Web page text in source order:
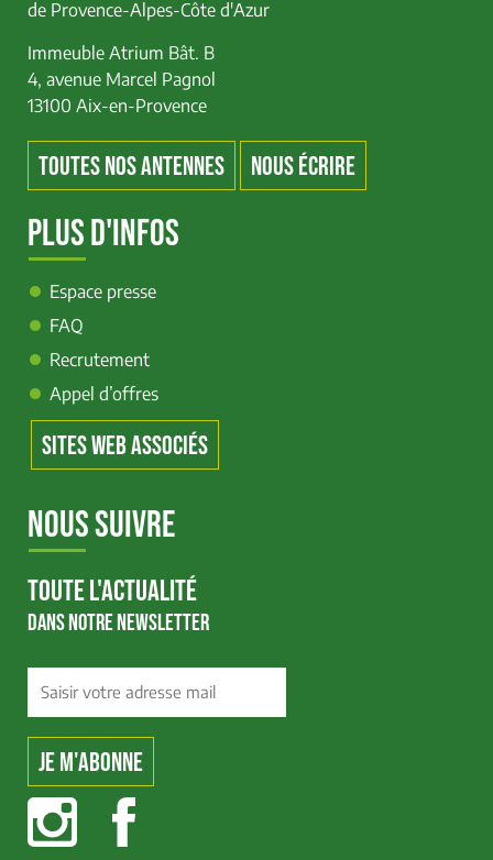
de Provence-Alpes-Côte d'Azur
Immeuble Atrium Bât. B
4, avenue Marcel Pagnol
13100 Aix-en-Provence
TOUTES NOS ANTENNES NOUS ÉCRIRE
PLUS D'INFOS
Espace presse
FAQ
Recrutement
Appel d’offres
SITES WEB ASSOCIÉS
NOUS SUIVRE
TOUTE L'ACTUALITÉ
DANS NOTRE NEWSLETTER